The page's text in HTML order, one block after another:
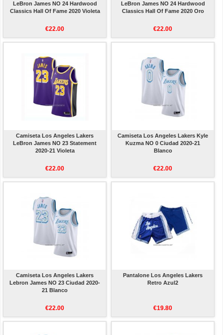
LeBron James NO 24 Hardwood
Classics Hall Of Fame 2020 Violeta
€22.00
LeBron James NO 24 Hardwood
Classics Hall Of Fame 2020 Oro
€22.00
Camiseta Los Angeles Lakers
LeBron James NO 23 Statement
2020-21 Violeta
€22.00
Camiseta Los Angeles Lakers Kyle
Kuzma NO 0 Ciudad 2020-21
Blanco
€22.00
Camiseta Los Angeles Lakers
Lebron James NO 23 Ciudad 2020-
21 Blanco
€22.00
Pantalone Los Angeles Lakers
Retro Azul2
€19.80